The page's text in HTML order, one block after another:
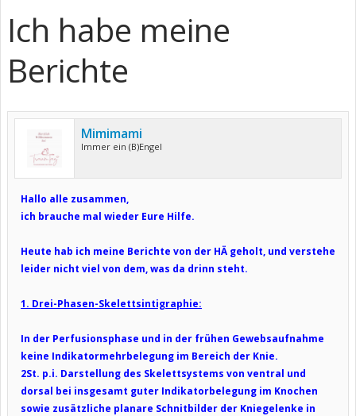
Ich habe meine
Berichte
Mimimami
Immer ein (B)Engel
Hallo alle zusammen,
ich brauche mal wieder Eure Hilfe.
Heute hab ich meine Berichte von der HÄ geholt, und verstehe
leider nicht viel von dem, was da drinn steht.
1. Drei-Phasen-Skelettsintigraphie:
In der Perfusionsphase und in der frühen Gewebsaufnahme
keine Indikatormehrbelegung im Bereich der Knie.
2St. p.i. Darstellung des Skelettsystems von ventral und
dorsal bei insgesamt guter Indikatorbelegung im Knochen
sowie zusätzliche planare Schnitbilder der Kniegelenke in